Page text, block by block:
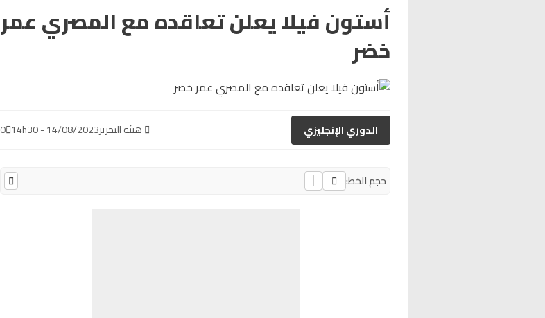
أستون فيلا يعلن تعاقده مع المصري عمر
خضر
الدوري الإنجليزي هيئة التحرير14/08/2023 - 14h30
0
حجم الخط: